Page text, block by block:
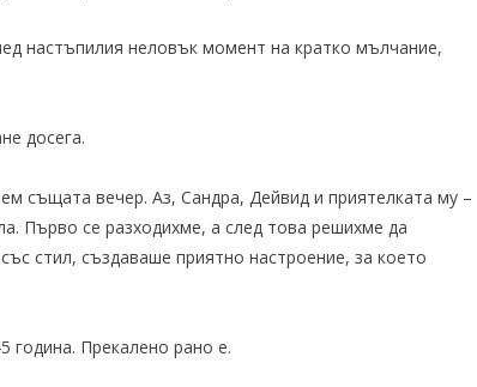
настъпилия неловък момент на кратко мълчание,
досега.
същата вечер. Аз, Сандра, Дейвид и приятелката му –
Първо се разходихме, а след това решихме да
стил, създаваше приятно настроение, за което
година. Прекалено рано е.